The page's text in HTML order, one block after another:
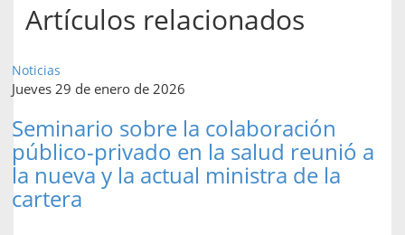
Artículos relacionados
Noticias
Jueves 29 de enero de 2026
Seminario sobre la colaboración
público-privado en la salud reunió a
la nueva y la actual ministra de la
cartera